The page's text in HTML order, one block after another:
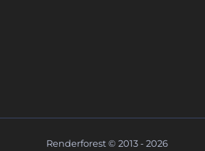
Renderforest © 2013 - 2026